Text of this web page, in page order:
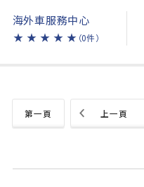
海外車服務中心
★ ★ ★ ★ ★ （0件）
第一頁 上一頁